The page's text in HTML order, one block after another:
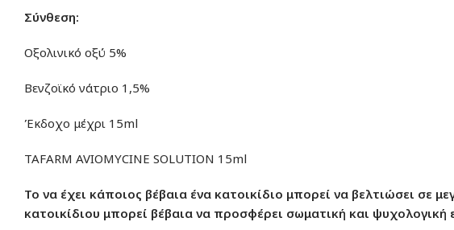
Σύνθεση:
Οξολινικό οξύ 5%
Βενζοϊκό νάτριο 1,5%
Έκδοχο μέχρι 15ml
TAFARM AVIOMYCINE SOLUTION 15ml
Το να έχει κάποιος βέβαια ένα κατοικίδιο μπορεί να βελτιώσει σε
κατοικίδιου μπορεί βέβαια να προσφέρει σωματική και ψυχολογική